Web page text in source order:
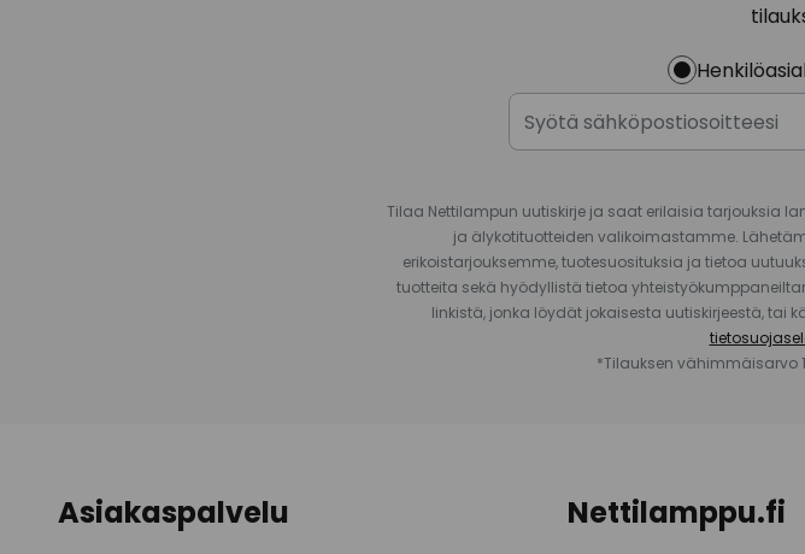
Tilaa Nettilampun uutiskirje ja saat erilaisia tarjouksia
ja älykotituotteiden valikoimastamme.
erikoistarjouksemme, tuotesuosituksia ja tietoa
tuotteita sekä hyödyllistä tietoa
linkistä, jonka löydät jokaisesta uutiskirjeestä, tai
*Tilauksen vähimmäisarvo
Asiakaspalvelu Nettilamppu.fi